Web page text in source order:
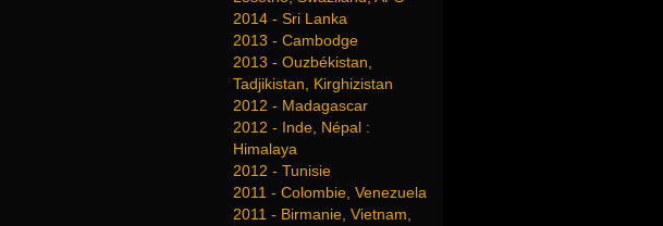
2014 - Sri Lanka
2013 - Cambodge
2013 - Ouzbékistan,
Tadjikistan, Kirghizistan
2012 - Madagascar
2012 - Inde, Népal :
Himalaya
2012 - Tunisie
2011 - Colombie, Venezuela
2011 - Birmanie, Vietnam,